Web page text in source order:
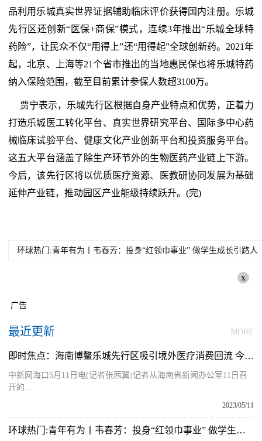
品利用乐城真实世界证据辅助临床评价获得国内注册。乐城
先行区还创新“医保+商保”模式，连续3年推出“乐城全球特
药险”，让民众不仅“用得上”还“用得起”全球创新药。2021年
起，北京、上海等21个省市推出的当地惠民保也将乐城特药
纳入保险范围，截至目前累计参保人数超3100万。
贾宁表示，乐城先行区根据自身产业特点和优势，正着力
打造乐城医工转化平台、真实世界研究平台、国际多中心药
械临床试验平台、健康文化产业创新平台和投资服务平台。
这五大平台涵盖了除生产环节外的生物医药产业链上下游。
今后，该先行区将以优质医疗资源、医教研协同发展为基础
延伸产业链，推动园区产业能级持续跃升。(完)
环球热门:青年有为丨韦春芳：投身“红领巾事业” 做学生成长引路人
x
广告
最近更新 MORE
即时焦点：海南博鳌乐城先行区吸引境外医疗消费回流 今年一季度接待超6万人次
中新网海口5月11日电(记者张茜翼)记者从海南省新闻办公室11日召
开的...
2023/05/11
环球热门:青年有为丨韦春芳：投身“红领巾事业” 做学生成长引路人